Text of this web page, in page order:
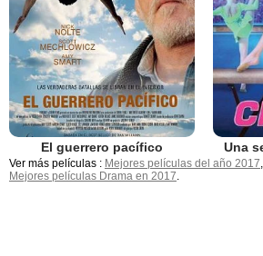
El guerrero pacífico Una
Ver más películas : Mejores películas del año 2017,
Mejores películas Drama en 2017.